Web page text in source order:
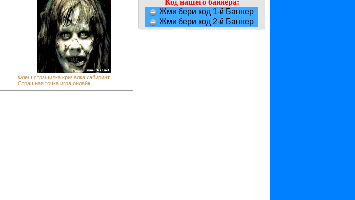
Флеш страшилка кричалка лабиринт
Страшная точка игра онлайн
Код нашего баннера:
Жми бери код 1-й Баннер
Жми бери код 2-й Баннер